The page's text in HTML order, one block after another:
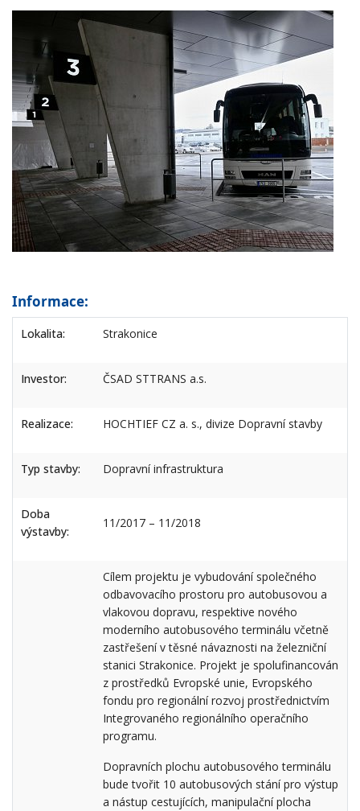
Informace:
Lokalita: Strakonice
Investor: ČSAD STTRANS a.s.
Realizace: HOCHTIEF CZ a. s., divize Dopravní stavby
Typ stavby: Dopravní infrastruktura
Doba
výstavby:
11/2017 – 11/2018
Cílem projektu je vybudování společného
odbavovacího prostoru pro autobusovou a
vlakovou dopravu, respektive nového
moderního autobusového terminálu včetně
zastřešení v těsné návaznosti na železniční
stanici Strakonice. Projekt je spolufinancován
z prostředků Evropské unie, Evropského
fondu pro regionální rozvoj prostřednictvím
Integrovaného regionálního operačního
programu.
Dopravních plochu autobusového terminálu
bude tvořit 10 autobusových stání pro výstup
a nástup cestujících, manipulační plocha